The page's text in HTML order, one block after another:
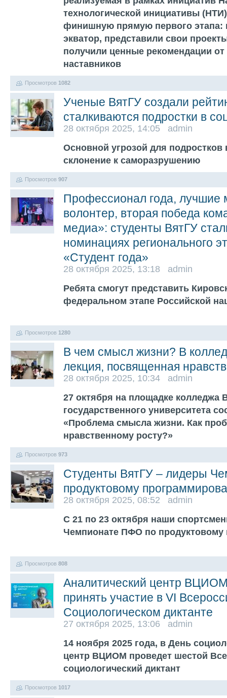
технологической инициативы
финишную прямую первого
экватор, представили свои
получили ценные рекомендации от
наставников
Просмотров 1082
Ученые ВятГУ создали
сталкиваются подростки в
28 октября 2025, 14:05 admin
Основной угрозой для подростков
склонение к саморазрушению
Просмотров 907
Профессионал года, лучшие
волонтер, вторая победа
медиа»: студенты ВятГУ
номинациях регионального
«Студент года»
28 октября 2025, 13:18 admin
Ребята смогут представить
федеральном этапе Российской
Просмотров 1280
В чем смысл жизни? В
лекция, посвященная
28 октября 2025, 10:34 admin
27 октября на площадке колледжа
государственного университета
«Проблема смысла жизни. Как
нравственному росту?»
Просмотров 973
Студенты ВятГУ – лидеры
продуктовому
28 октября 2025, 08:52 admin
С 21 по 23 октября наши
Чемпионате ПФО по продуктовому
Просмотров 808
Аналитический центр
принять участие в VI
Социологическом диктанте
27 октября 2025, 13:06 admin
14 ноября 2025 года, в День
центр ВЦИОМ проведет шестой
социологический диктант
Просмотров 1017